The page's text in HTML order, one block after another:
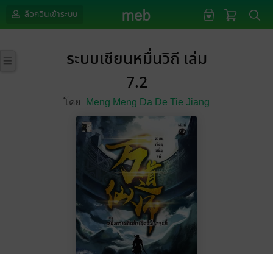
ล็อกอินเข้าระบบ
ระบบเซียนหมื่นวิถี เล่ม
7.2
โดย Meng Meng Da De Tie Jiang